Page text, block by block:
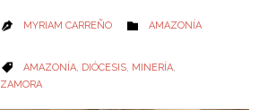
 MYRIAM CARREÑO  CATEGORY
AMAZONÍA
 CATEGORY
AMAZONÍA, DIÓCESIS, MINERÍA,
ZAMORA